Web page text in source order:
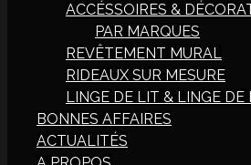
ACCÉSSOIRES &
PAR MARQUES
REVÊTEMENT MURAL
RIDEAUX SUR MESURE
LINGE DE LIT & LINGE DE
BONNES AFFAIRES
ACTUALITÉS